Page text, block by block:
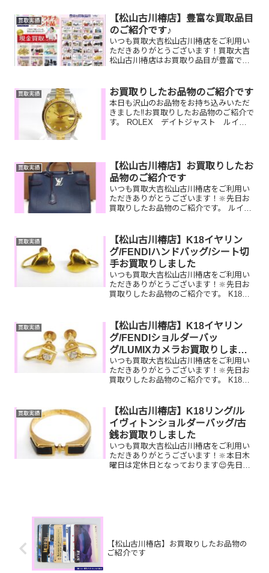
買取実績
【松山古川椿店】豊富な買取品目
のご紹介です♪
いつも買取大吉松山古川椿店をご利用い
ただきありがとうございます！買取大吉
松山古川椿店はお買取り品目が豊富で
たものや、片手でお持ちいただけるもの
ならお買取りできるお品が...
買取実績 お買取りしたお品物のご紹介です
本日も沢山のお品物をお持ち込みいただ
きました‼️お買取りしたお品物のご紹介で
す。 ROLEX デイトジャスト ルイヴ
定させていただき...
買取実績
【松山古川椿店】お買取りしたお
品物のご紹介です
いつも買取大吉松山古川椿店をご利用い
ただきありがとうございます！🔆先日お
買取りしたお品物のご紹介です。 ルイヴ
いるお品物はございませんか？そのお品
物ぜひ！買取大吉松...
買取実績
【松山古川椿店】K18イヤリン
グ/FENDIハンドバッグ/シート切
手お買取りしました
いつも買取大吉松山古川椿店をご利用い
ただきありがとうございます！🔆先日お
買取りしたお品物のご紹介です。 K18イ
んか？ぜひ買取大吉松山古川椿店にお査
定させてくださ...
買取実績
【松山古川椿店】K18イヤリン
グ/FENDIショルダーバッ
グ/LUMIXカメラお買取りしまし
た
いつも買取大吉松山古川椿店をご利用い
ただきありがとうございます！🔆先日お
買取りしたお品物のご紹介です。 K18イ
はございませんか？ぜひ買取大吉松山古
川椿店にお査定さ...
買取実績
【松山古川椿店】K18リング/ル
イヴィトンショルダーバッグ/古
銭お買取りしました
いつも買取大吉松山古川椿店をご利用い
ただきありがとうございます！🔆本日木
曜日は定休日となっております😌先日お
【松山古川椿店】お買取りしたお品物の
ご紹介です